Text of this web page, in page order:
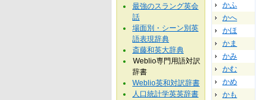
かふ
かへ
かほ
かま
かみ
かむ
かめ
かも
最強のスラング英会
話
場面別・シーン別英
語表現辞典
斎藤和英大辞典
Weblio専門用語対訳
辞書
Weblio英和対訳辞書
人口統計学英英辞書